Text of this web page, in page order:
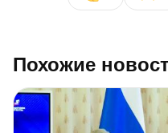
Похожие